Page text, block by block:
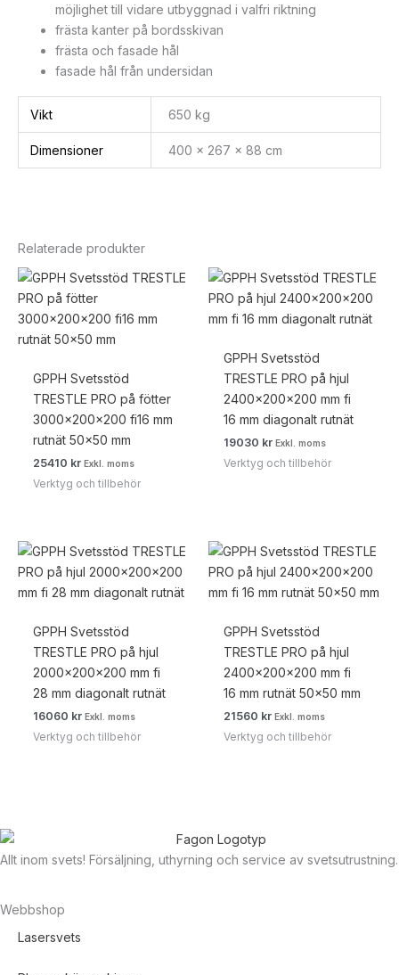
möjlighet till vidare utbyggnad i valfri riktning
frästa kanter på bordsskivan
frästa och fasade hål
fasade hål från undersidan
Vikt 650 kg
Dimensioner 400 × 267 × 88 cm
Relaterade produkter
GPPH Svetsstöd
TRESTLE PRO på fötter
3000x200x200 fi16 mm
rutnät 50×50 mm
25410 kr Exkl. moms
Verktyg och tillbehör
GPPH Svetsstöd
TRESTLE PRO på hjul
2400x200x200 mm fi
16 mm diagonalt rutnät
19030 kr Exkl. moms
Verktyg och tillbehör
GPPH Svetsstöd
TRESTLE PRO på hjul
2000x200x200 mm fi
28 mm diagonalt rutnät
16060 kr Exkl. moms
Verktyg och tillbehör
GPPH Svetsstöd
TRESTLE PRO på hjul
2400x200x200 mm fi
16 mm rutnät 50×50 mm
21560 kr Exkl. moms
Verktyg och tillbehör
Allt inom svets! Försäljning, uthyrning och service av svetsutrustning.
Webbshop
Lasersvets